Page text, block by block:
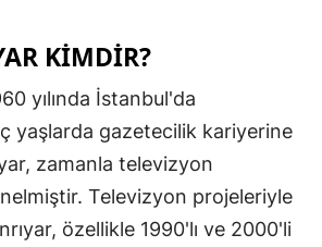
KIMDIR?
yılında İstanbul'da
yaşlarda gazetecilik kariyerine
zamanla televizyon
Televizyon projeleriyle
özellikle 1990'lı ve 2000'li